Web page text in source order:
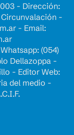
- Dirección:
Circunvalación -
- Email:
Whatsapp: (054)
Dellazoppa -
- Editor Web:
del medio -